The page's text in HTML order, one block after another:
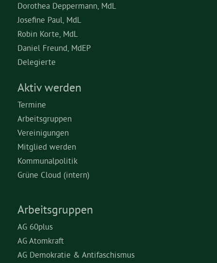
Dorothea Deppermann, MdL
Josefine Paul, MdL
Robin Korte, MdL
Daniel Freund, MdEP
Delegierte
Aktiv werden
Termine
Arbeitsgruppen
Vereinigungen
Mitglied werden
Kommunalpolitik
Grüne Cloud (intern)
Arbeitsgruppen
AG 60plus
AG Atomkraft
AG Demokratie & Antifaschismus